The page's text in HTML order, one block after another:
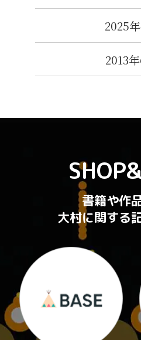
2025
2013
書籍や作
大村に関する